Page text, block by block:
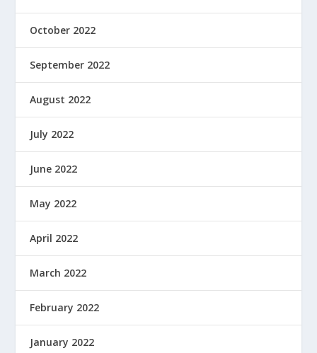
October 2022
September 2022
August 2022
July 2022
June 2022
May 2022
April 2022
March 2022
February 2022
January 2022